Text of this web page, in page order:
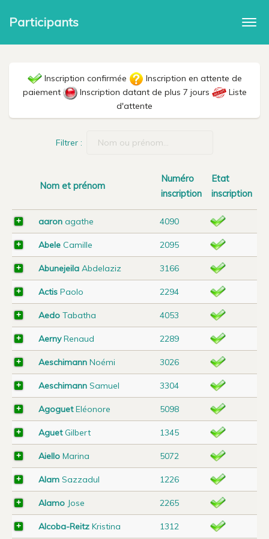
Participants
Inscription confirmée
Inscription en attente de
paiement
Inscription datant de plus 7 jours
Liste
d'attente
Filtrer :
Nom et prénom
Numéro
inscription
Etat
inscription
aaron agathe 4090
Abele Camille 2095
Abunejeila Abdelaziz 3166
Actis Paolo 2294
Aedo Tabatha 4053
AernyRenaud 2289
Aeschimann Noémi 3026
Aeschimann Samuel 3304
AgoguetEléonore 5098
AguetGilbert 1345
Aiello Marina 5072
Alam Sazzadul 1226
Alamo Jose 2265
Alcoba-Reitz Kristina 1312